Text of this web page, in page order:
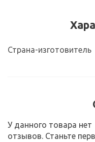
Страна-изготовитель
У данного товара нет
отзывов. Станьте